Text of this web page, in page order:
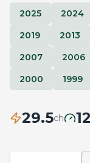
2025 2024
2019
2013
2007
2006
2000
1999
29.5ch